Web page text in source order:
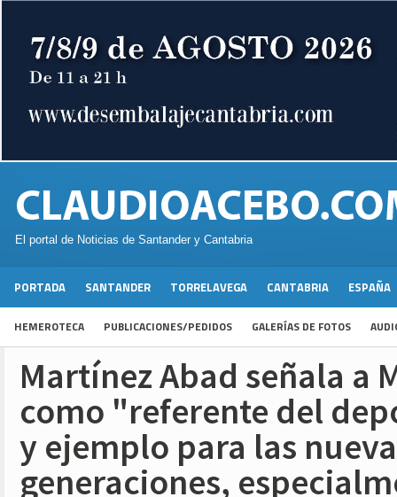
El portal de Noticias de Santander y Cantabria
PORTADA SANTANDER TORRELAVEGA CANTABRIA ESPAÑA
HEMEROTECA PUBLICACIONES/PEDIDOS GALERÍAS DE FOTOS
Martínez Abad señala a
como "referente del
y ejemplo para las
generaciones,